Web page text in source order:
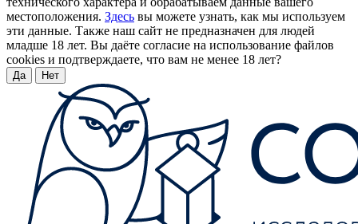
местоположения. Здесь вы можете узнать, как мы используем
эти данные. Также наш сайт не предназначен для людей
младше 18 лет. Вы даёте согласие на использование файлов
cookies и подтверждаете, что вам не менее 18 лет?
Да Нет